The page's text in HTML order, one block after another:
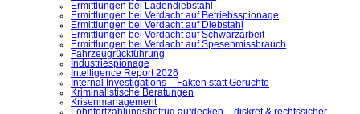
Ermittlungen bei Ladendiebstahl
Ermittlungen bei Verdacht auf Betriebsspionage
Ermittlungen bei Verdacht auf Diebstahl
Ermittlungen bei Verdacht auf Schwarzarbeit
Ermittlungen bei Verdacht auf Spesenmissbrauch
Fahrzeugrückführung
Industriespionage
Intelligence Report 2026
Internal Investigations – Fakten statt Gerüchte
Kriminalistische Beratungen
Krisenmanagement
Lohnfortzahlungsbetrug aufdecken – diskret & rechtssicher